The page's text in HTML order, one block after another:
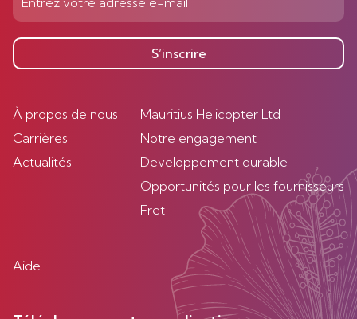
S’inscrire
À propos de nous
Carrières
Actualités
Mauritius Helicopter Ltd
Notre engagement
Developpement durable
Opportunités pour les fournisseurs
Fret
Aide